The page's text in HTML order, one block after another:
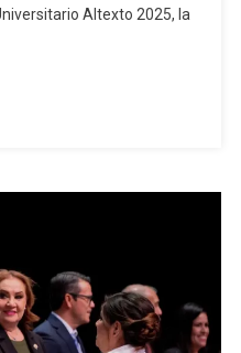
Disfrutar
Altexto 2025, la